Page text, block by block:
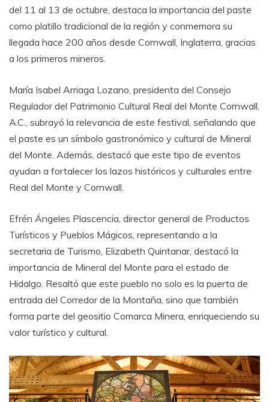
del 11 al 13 de octubre, destaca la importancia del paste
como platillo tradicional de la región y conmemora su
llegada hace 200 años desde Cornwall, Inglaterra, gracias
a los primeros mineros.
María Isabel Arriaga Lozano, presidenta del Consejo
Regulador del Patrimonio Cultural Real del Monte Cornwall,
A.C., subrayó la relevancia de este festival, señalando que
el paste es un símbolo gastronómico y cultural de Mineral
del Monte. Además, destacó que este tipo de eventos
ayudan a fortalecer los lazos históricos y culturales entre
Real del Monte y Cornwall.
Efrén Ángeles Plascencia, director general de Productos
Turísticos y Pueblos Mágicos, representando a la
secretaria de Turismo, Elizabeth Quintanar, destacó la
importancia de Mineral del Monte para el estado de
Hidalgo. Resaltó que este pueblo no solo es la puerta de
entrada del Corredor de la Montaña, sino que también
forma parte del geositio Comarca Minera, enriqueciendo su
valor turístico y cultural.